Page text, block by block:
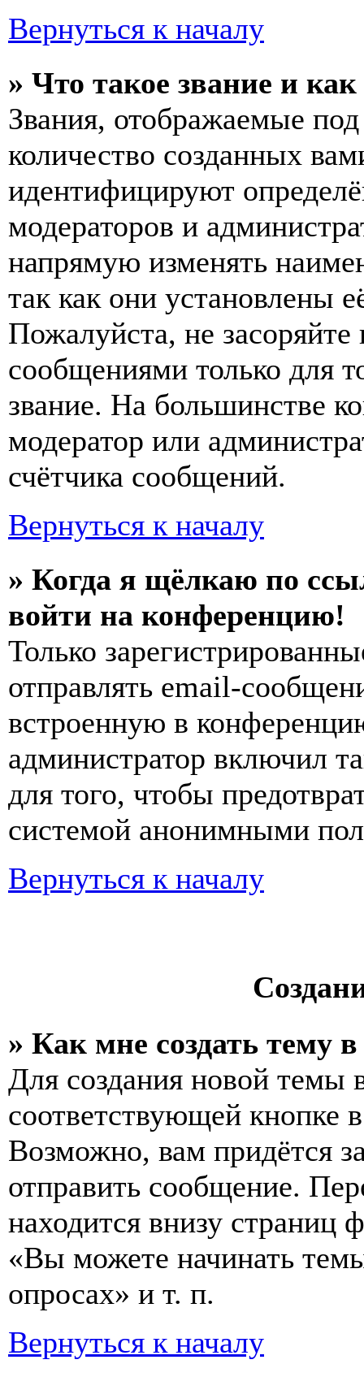
Вернуться к началу
» Что такое звание и
Звания, отображаемые
количество созданных
идентифицируют
модераторов и
напрямую изменять
так как они установлены
Пожалуйста, не
сообщениями только для
звание. На большинстве
модератор или
счётчика сообщений.
Вернуться к началу
» Когда я щёлкаю по
войти на конференцию!
Только
отправлять email-
встроенную в
администратор включил
для того, чтобы
системой анонимными
Вернуться к началу
» Как мне создать тему
Для создания новой темы
соответствующей кнопке
Возможно, вам придётся
отправить сообщение.
находится внизу
«Вы можете начинать
опросах» и т. п.
Вернуться к началу